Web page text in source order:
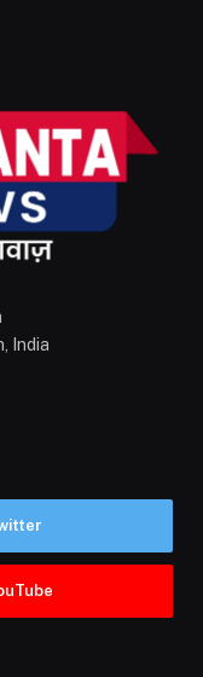
India